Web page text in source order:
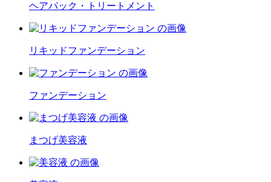
ヘアパック・トリートメント
リキッドファンデーション
ファンデーション
まつげ美容液